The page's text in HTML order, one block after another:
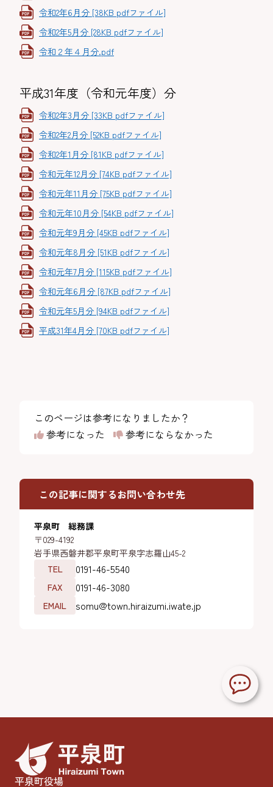
令和2年6月分 [38KB pdfファイル]
令和2年5月分 [28KB pdfファイル]
令和２年４月分.pdf
平成31年度（令和元年度）分
令和2年3月分 [33KB pdfファイル]
令和2年2月分 [52KB pdfファイル]
令和2年1月分 [81KB pdfファイル]
令和元年12月分 [74KB pdfファイル]
令和元年11月分 [75KB pdfファイル]
令和元年10月分 [54KB pdfファイル]
令和元年9月分 [45KB pdfファイル]
令和元年8月分 [51KB pdfファイル]
令和元年7月分 [115KB pdfファイル]
令和元年6月分 [87KB pdfファイル]
令和元年5月分 [94KB pdfファイル]
平成31年4月分 [70KB pdfファイル]
このページは参考になりましたか？
参考になった
参考にならなかった
この記事に関するお問い合わせ先
平泉町 総務課
〒029-4192
岩手県西磐井郡平泉町平泉字志羅山45-2
TEL
0191-46-5540
FAX 0191-46-3080
EMAIL somu@town.hiraizumi.iwate.jp
平泉町役場